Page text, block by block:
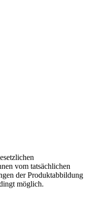
vom tatsächlichen
der Produktabbildung
möglich.